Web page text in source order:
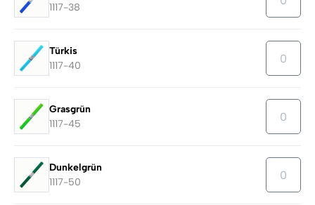
1117-38
Türkis
1117-40
Grasgrün
1117-45
Dunkelgrün
1117-50